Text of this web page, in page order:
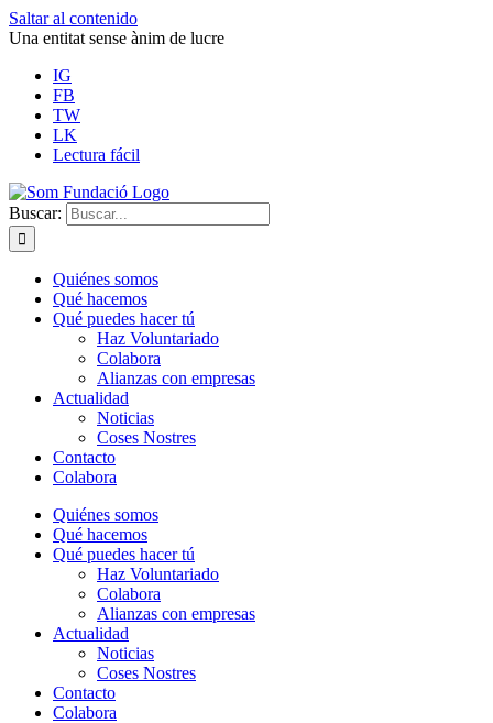
Saltar al contenido
Una entitat sense ànim de lucre
IG
FB
TW
LK
Lectura fácil
Buscar:
Quiénes somos
Qué hacemos
Qué puedes hacer tú
Haz Voluntariado
Colabora
Alianzas con empresas
Actualidad
Noticias
Coses Nostres
Contacto
Colabora
Quiénes somos
Qué hacemos
Qué puedes hacer tú
Haz Voluntariado
Colabora
Alianzas con empresas
Actualidad
Noticias
Coses Nostres
Contacto
Colabora